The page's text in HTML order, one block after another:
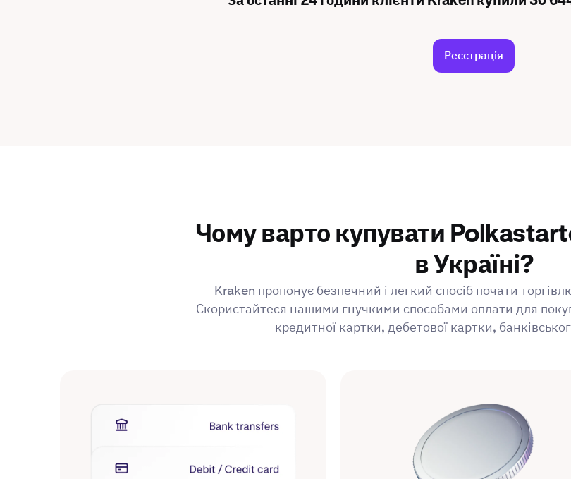
Реєстрація
Чому варто купувати
в Україні?
Kraken пропонує безпечний і легкий спосіб почати
Скористайтеся нашими гнучкими способами оплати для
кредитної картки, дебетової картки,